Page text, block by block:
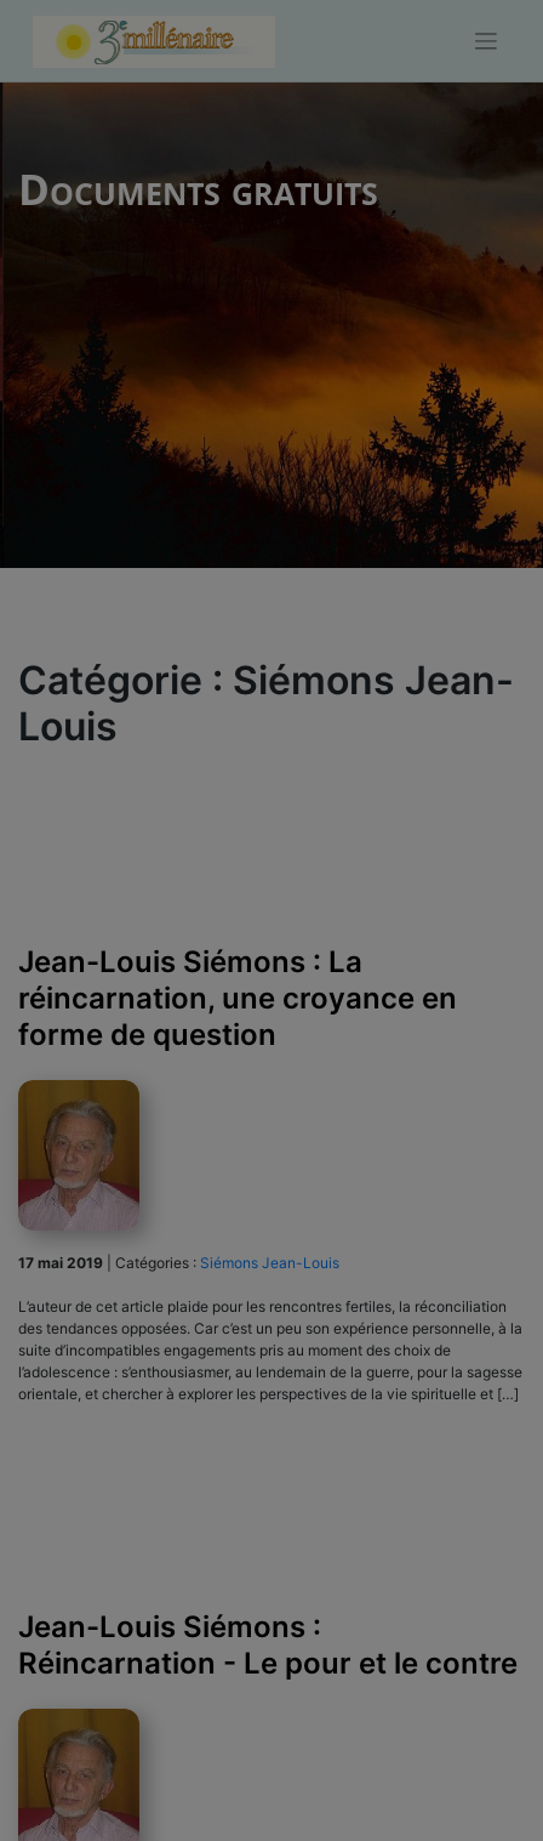
Documents gratuits
Catégorie : Siémons Jean-
Louis
Jean-Louis Siémons : La
réincarnation, une croyance en
forme de question
17 mai 2019 Catégories : Siémons Jean-Louis
L’auteur de cet article plaide pour les rencontres fertiles, la réconciliation
des tendances opposées. Car c’est un peu son expérience personnelle, à la
suite d’incompatibles engagements pris au moment des choix de
l’adolescence : s’enthousiasmer, au lendemain de la guerre, pour la sagesse
orientale, et chercher à explorer les perspectives de la vie spirituelle et […]
Jean-Louis Siémons :
Réincarnation - Le pour et le contre